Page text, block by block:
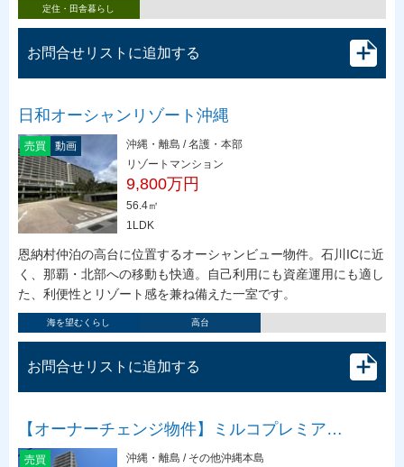
定住・田舎暮らし
お問合せリストに追加する
日和オーシャンリゾート沖縄
売買 動画
沖縄・離島 / 名護・本部
リゾートマンション
9,800万円
56.4㎡
1LDK
恩納村仲泊の高台に位置するオーシャンビュー物件。石川ICに近
く、那覇・北部への移動も快適。自己利用にも資産運用にも適し
た、利便性とリゾート感を兼ね備えた一室です。
海を望むくらし 高台
お問合せリストに追加する
【オーナーチェンジ物件】ミルコプレミア…
売買
沖縄・離島 / その他沖縄本島